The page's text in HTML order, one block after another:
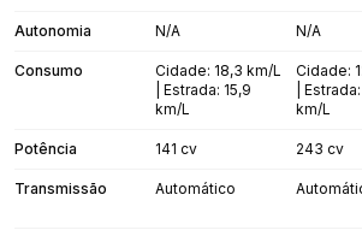
Autonomia N/A N/A
Consumo
Cidade: 18,3 km/L
| Estrada: 15,9
km/L
Cidade:
|
km/L
Potência 141 cv 243 cv
Transmissão Automático